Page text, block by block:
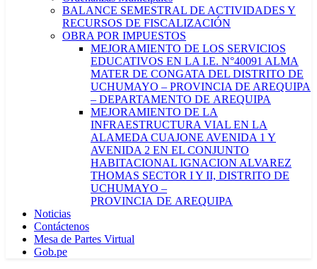
BALANCE SEMESTRAL DE ACTIVIDADES Y
RECURSOS DE FISCALIZACIÓN
OBRA POR IMPUESTOS
MEJORAMIENTO DE LOS SERVICIOS
EDUCATIVOS EN LA I.E. N°40091 ALMA
MATER DE CONGATA DEL DISTRITO DE
UCHUMAYO – PROVINCIA DE AREQUIPA
– DEPARTAMENTO DE AREQUIPA
MEJORAMIENTO DE LA
INFRAESTRUCTURA VIAL EN LA
ALAMEDA CUAJONE AVENIDA 1 Y
AVENIDA 2 EN EL CONJUNTO
HABITACIONAL IGNACION ALVAREZ
THOMAS SECTOR I Y II, DISTRITO DE
UCHUMAYO –
PROVINCIA DE AREQUIPA
Noticias
Contáctenos
Mesa de Partes Virtual
Gob.pe